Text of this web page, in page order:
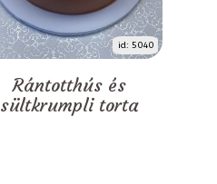
id: 5040
Rántotthús és
sültkrumpli torta